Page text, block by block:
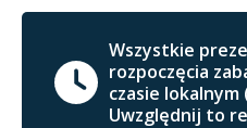
Wszystkie
rozpoczęcia
czasie lokalnym
Uwzględnij to